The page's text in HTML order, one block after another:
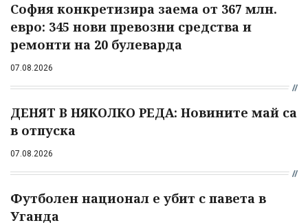
София конкретизира заема от 367 млн.
евро: 345 нови превозни средства и
ремонти на 20 булеварда
07.08.2026
ДЕНЯТ В НЯКОЛКО РЕДА: Новините май са
в отпуска
07.08.2026
Футболен национал е убит с павета в
Уганда